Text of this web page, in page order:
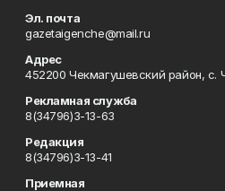
Эл. почта
gazetaigenche@mail.ru
Адрес
452200 Чекмагушевский район, с.
Рекламная служба
8(34796)3-13-63
Редакция
8(34796)3-13-41
Приемная